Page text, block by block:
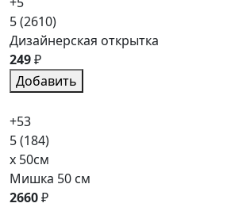
5(2610)
Дизайнерская открытка
249₽
Добавить
+53
5(184)
x 50см
Мишка 50 см
2660₽